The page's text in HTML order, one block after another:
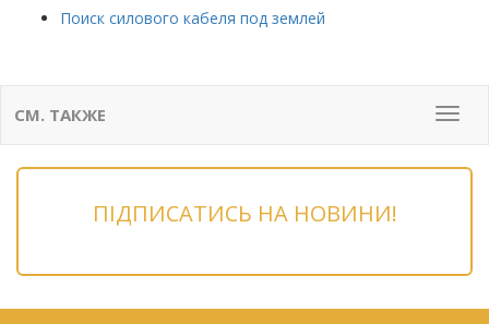
Поиск силового кабеля под землей
Меню
СМ. ТАКЖЕ
ПІДПИСАТИСЬ НА НОВИНИ!